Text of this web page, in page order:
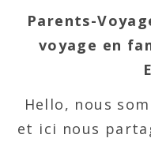
Parents-
voyage en
Hello, nous
et ici nous